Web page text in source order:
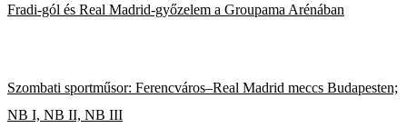
Fradi-gól és Real Madrid-győzelem a Groupama Arénában
Szombati sportműsor: Ferencváros–Real Madrid meccs Budapesten;
NB I, NB II, NB III